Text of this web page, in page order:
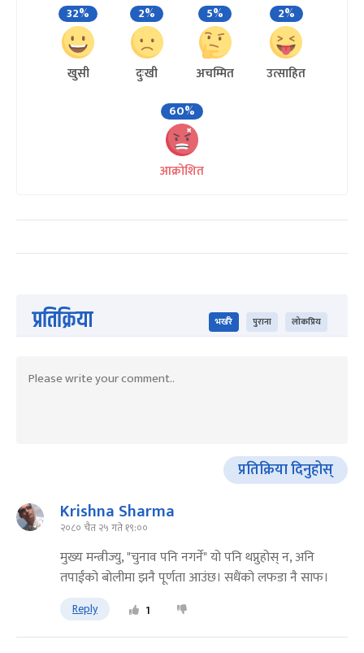
32%
खुसी
2%
दुःखी
5%
अचम्मित
2%
उत्साहित
60%
आक्रोशित
प्रतिक्रिया भर्खरै पुराना लोकप्रिय
प्रतिक्रिया दिनुहोस्
Krishna Sharma
२०८० चैत २५ गते १९:००
मुख्य मन्त्रीज्यु, "चुनाव पनि नगर्ने" यो पनि थप्नुहोस् न, अनि
तपाईंको बोलीमा झनै पूर्णता आउंछ। सधैंको लफडा नै साफ।
Reply 1